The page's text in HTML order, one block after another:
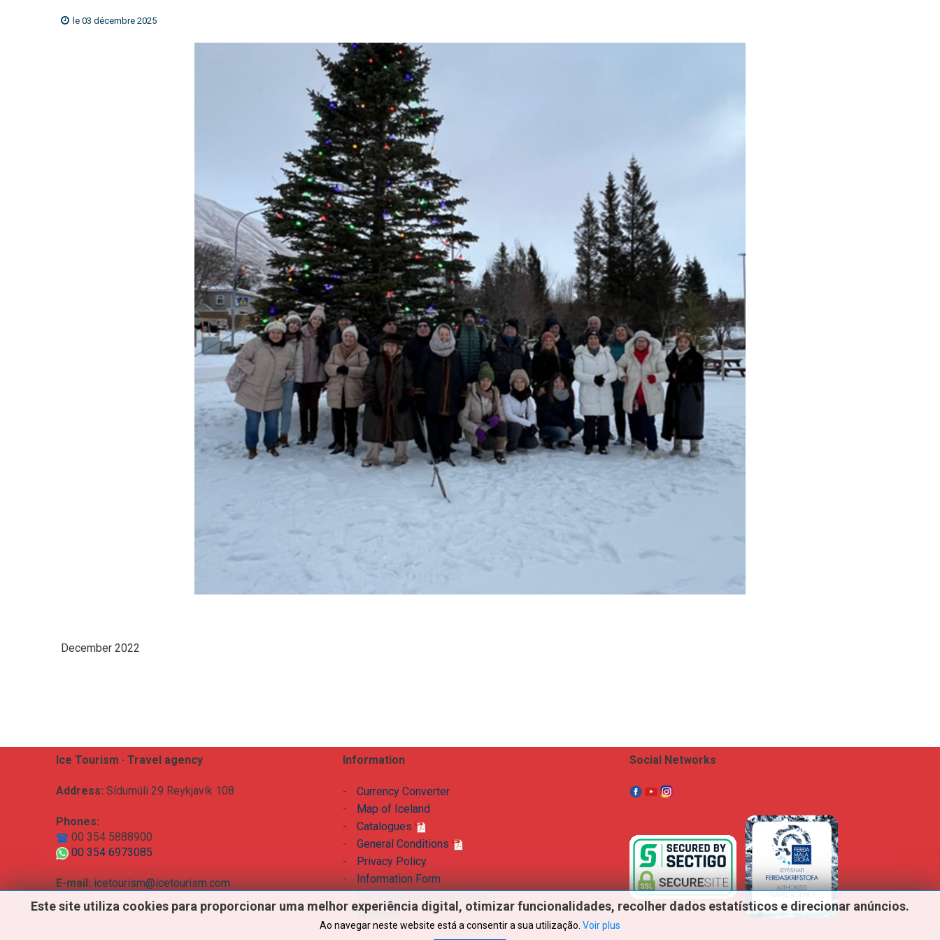
le 03 décembre 2025
December 2022
Ice Tourism · Travel agency
Address: Sídumúli 29 Reykjavík 108
Phones:
00 354 5888900
00 354 6973085
E-mail:icetourism@icetourism.com
Information
-
Currency Converter
-
Map of Iceland
-
Catalogues
-
General Conditions
-
Privacy Policy
-
Information Form
-
Webmail
Social Networks
Estesite utiliza cookies para proporcionar uma melhor experiência digital, otimizarfuncionalidades, recolher dados estatísticos e direcionar anúncios.
Ao navegar neste website está a consentir a sua utilização. Voir plus